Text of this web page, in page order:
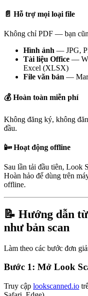
📄 Hỗ trợ mọi loại file
Không chỉ PDF — bạn
Hình ảnh — JPG,
Tài liệu Office —
Excel (XLSX)
File văn bản —
💰 Hoàn toàn miễn phí
Không đăng ký, không
đầu.
📴 Hoạt động offline
Sau lần tải đầu tiên, Look
Hoàn hảo để dùng trên
offline.
📝 Hướng dẫn
như bản scan
Làm theo các bước đơn
Bước 1: Mở Look
Truy cập lookscanned.io